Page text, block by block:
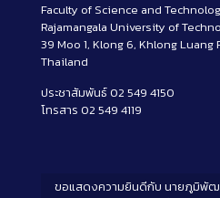
Faculty of Science and
Rajamangala University of
39 Moo 1, Klong 6, Khlong Luang
Thailand
ประชาสัมพันธ์ 02 549 4150
โทรสาร 02 549 4119
ขอแสดงความยินดีกับ นายภูมิพัฒ